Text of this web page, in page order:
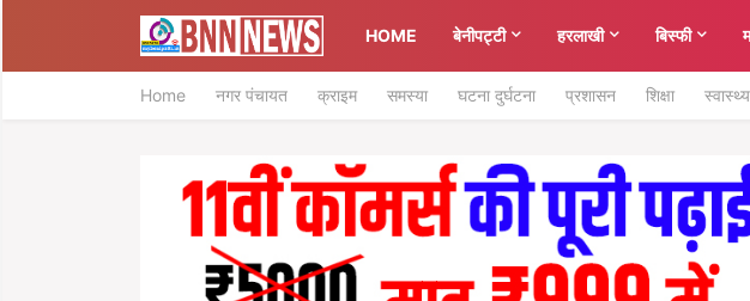
HOME बेनीपट्टी हरलाखी बिस्फी
Home नगर पंचायत क्राइम समस्या घटना दुर्घटना प्रशासन शिक्षा स्वास्थ्य